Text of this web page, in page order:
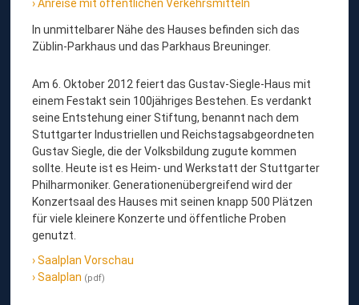
Anreise mit öffentlichen Verkehrsmitteln
In unmittelbarer Nähe des Hauses befinden sich das
Züblin-Parkhaus und das Parkhaus Breuninger.
Am 6. Oktober 2012 feiert das Gustav-Siegle-Haus mit
einem Festakt sein 100jähriges Bestehen. Es verdankt
seine Entstehung einer Stiftung, benannt nach dem
Stuttgarter Industriellen und Reichstagsabgeordneten
Gustav Siegle, die der Volksbildung zugute kommen
sollte. Heute ist es Heim- und Werkstatt der Stuttgarter
Philharmoniker. Generationenübergreifend wird der
Konzertsaal des Hauses mit seinen knapp 500 Plätzen
für viele kleinere Konzerte und öffentliche Proben
genutzt.
Saalplan Vorschau
Saalplan (pdf)